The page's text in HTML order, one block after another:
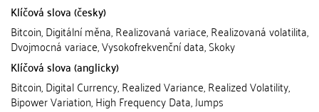
Klíčová slova (česky)
Bitcoin, Digitální měna, Realizovaná variace, Realizovaná volatilita,
Dvojmocná variace, Vysokofrekvenční data, Skoky
Klíčová slova (anglicky)
Bitcoin, Digital Currency, Realized Variance, Realized Volatility,
Bipower Variation, High Frequency Data, Jumps